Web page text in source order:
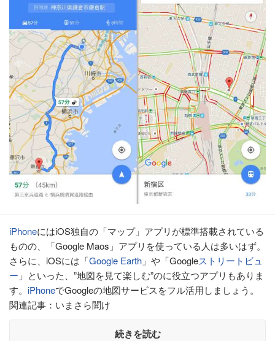
iPhoneにはiOS独自の「マップ」アプリが標準搭載されている
ものの、「Google Maos」アプリを使っている人は多いはず。
さらに、iOSには「Google Earth 」や「Googleストリートビュ
ー 」といった、”地図を見て楽しむ”のに役立つアプリもありま
す。 iPhoneでGoogleの地図サービスをフル活用しましょう。
関連記事：いまさら聞け
続きを読む